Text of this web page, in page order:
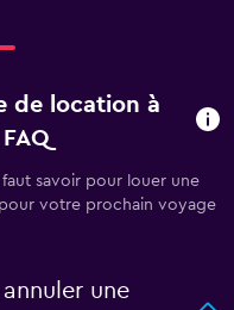
de location à
savoir pour louer une
votre prochain voyage
une